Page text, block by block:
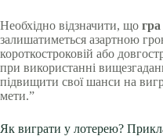
Необхідно відзначити, що
залишатиметься азартною
короткостроковій або
при використанні
підвищити свої шанси на
мети.”
Як виграти у лотерею?